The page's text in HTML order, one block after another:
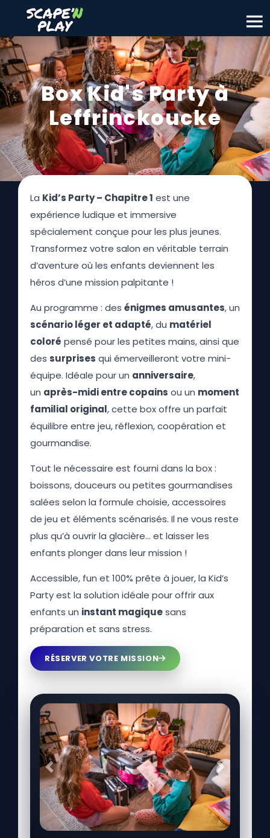
Box Kid's Party à
Leffrinckoucke
La Kid’s Party – Chapitre 1 est une
expérience ludique et immersive
spécialement conçue pour les plus jeunes.
Transformez votre salon en véritable terrain
d’aventure où les enfants deviennent les
héros d’une mission palpitante !
Au programme : des énigmes amusantes, un
scénario léger et adapté, du matériel
coloré pensé pour les petites mains, ainsi que
des surprises qui émerveilleront votre mini-
équipe. Idéale pour un anniversaire,
un après-midi entre copains ou un moment
familial original, cette box offre un parfait
équilibre entre jeu, réflexion, coopération et
gourmandise.
Tout le nécessaire est fourni dans la box :
boissons, douceurs ou petites gourmandises
salées selon la formule choisie, accessoires
de jeu et éléments scénarisés. Il ne vous reste
plus qu’à ouvrir la glacière… et laisser les
enfants plonger dans leur mission !
Accessible, fun et 100% prête à jouer, la Kid’s
Party est la solution idéale pour offrir aux
enfants un instant magiquesans
préparation et sans stress.
RÉSERVER VOTRE MISSION
Précédent Suivant